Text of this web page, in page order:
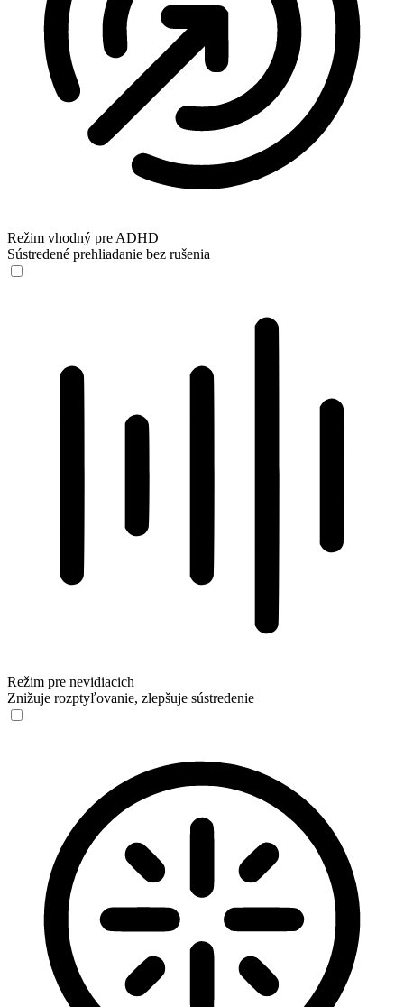
Režim vhodný pre ADHD
Sústredené prehliadanie bez rušenia
Režim pre nevidiacich
Znižuje rozptyľovanie, zlepšuje sústredenie